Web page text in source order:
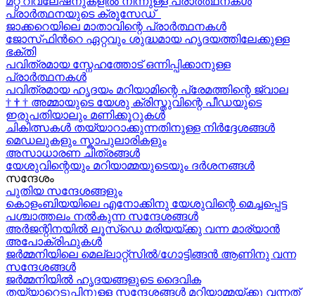
പ്രാർത്ഥനയുടെ ക്രൂസേഡ്
ജാക്കറെയിലെ മാതാവിന്റെ പ്രാർത്ഥനകൾ
ജോസ്‌ഫിന്‍റെ ഏറ്റവും ശുദ്ധമായ ഹൃദയത്തിലേക്കുള്ള
ഭക്തി
പവിത്രമായ സ്നേഹത്തോട് ഒന്നിപ്പിക്കാനുള്ള
പ്രാർത്ഥനകള്‍
പവിത്രമായ ഹൃദയം മറിയാമിന്റെ പ്രേമത്തിന്റെ ജ്വാല
† † † അമ്മായുടെ യേശു ക്രിസ്തുവിന്റെ പീഡയുടെ
ഇരുപതിയാലും മണിക്കൂറുകള്‍
ചികിത്സകൾ തയ്യാറാക്കുന്നതിനുള്ള നിർദ്ദേശങ്ങൾ
മെഡലുകളും സ്കാപുലാരികളും
അസാധാരണ ചിത്രങ്ങൾ
യേശുവിന്റെയും മറിയാമ്മയുടെയും ദർശനങ്ങൾ
സന്ദേശം
പുതിയ സന്ദേശങ്ങളും
കൊളംബിയയിലെ എനോക്കിനു യേശുവിന്റെ മെച്ചപ്പെട്ട
പശ്ചാത്തലം നൽകുന്ന സന്ദേശങ്ങള്‍
അർജന്റിനയിൽ ലൂസ്ഡെ മരിയയ്ക്കു വന്ന മാര്യാന്‍
അപോക്രിഫുകള്‍
ജർമ്മനിയിലെ മെല്ലാറ്റ്സിൽ/ഗോട്ടിങ്ങൻ ആണിനു വന്ന
സന്ദേശങ്ങൾ
ജർമ്മനിയിൽ ഹൃദയങ്ങളുടെ ദൈവിക
തയ്യാറെടുപ്പിനുള്ള സന്ദേശങ്ങൾ മറിയാമ്മയ്ക്കു വന്നത്